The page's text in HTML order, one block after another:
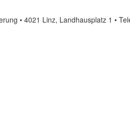
• 4021 Linz, Landhausplatz 1 •